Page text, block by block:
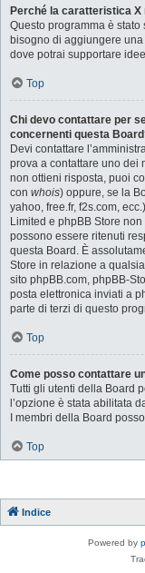
Perché la caratteristica X
Questo programma è
bisogno di aggiungere
dove potrai supportare
Top
Chi devo contattare per
concernenti questa
Devi contattare
prova a contattare uno dei
non ottieni risposta, puoi
con whois) oppure, se la
yahoo, free.fr, f2s.com,
Limited e phpBB Store
possono essere ritenuti
questa Board. È
Store in relazione a
sito phpBB.com, phpBB-
posta elettronica inviati a
parte di terzi di questo
Top
Come posso contattare
Tutti gli utenti della Board
l’opzione è stata abilitata
I membri della Board
Top
Indice
Powered by